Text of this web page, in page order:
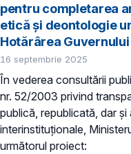
pentru completarea
etică şi deontologie
Hotărârea
16 septembrie 2025
În vederea consultării
nr. 52/2003 privind
publică, republicată, dar
interinstituționale,
următorul proiect: